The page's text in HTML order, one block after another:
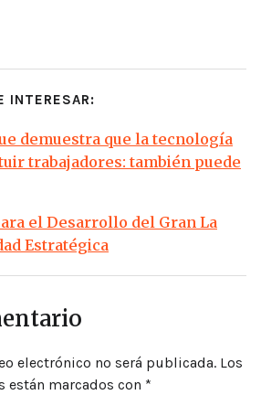
INTERESAR:
demuestra que la tecnología
trabajadores: también puede
el Desarrollo del Gran La
Estratégica
electrónico no será publicada. Los
marcados con *